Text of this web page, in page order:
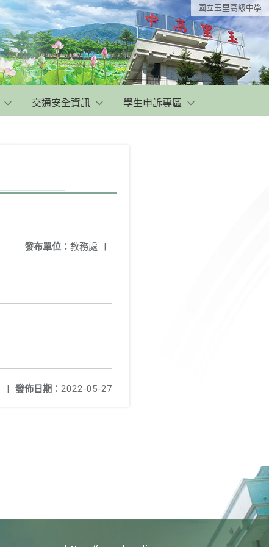
國立玉里高級中學
交通安全資訊 學生申訴專區
發布單位： 教務處 |
發佈日期： 2022-05-27
|